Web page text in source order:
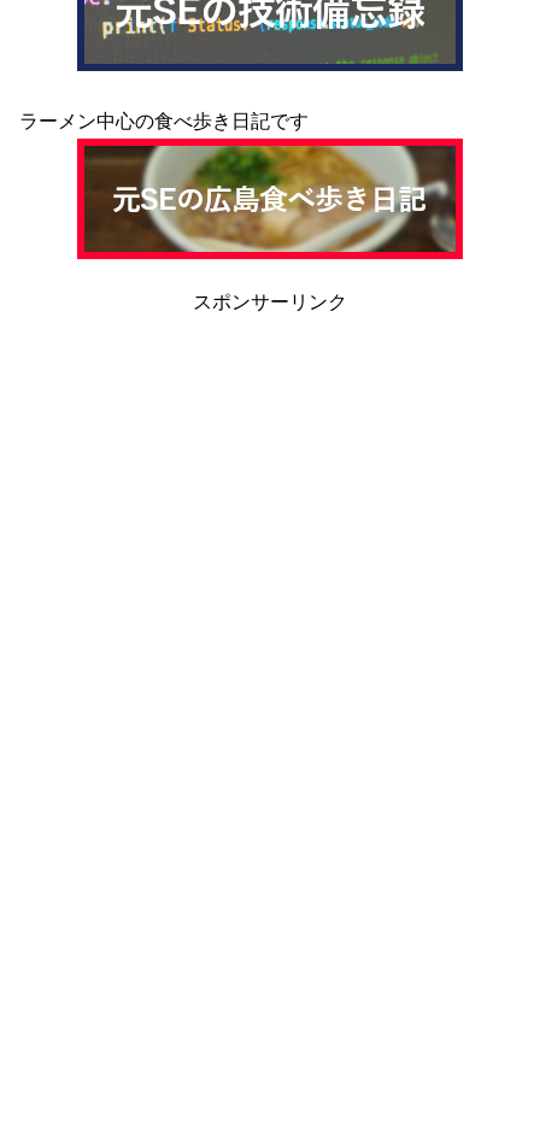
ラーメン中心の食べ歩き日記です
スポンサーリンク